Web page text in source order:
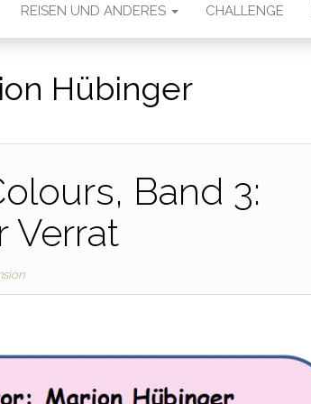
REISEN UND ANDERES CHALLENGE
Hübinger
Band 3:
Verrat